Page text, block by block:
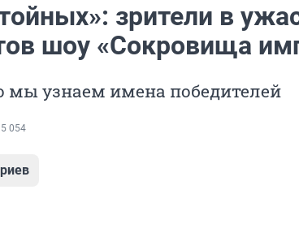
зрители в
шоу «Сокровища
мы узнаем имена победителей
5 054